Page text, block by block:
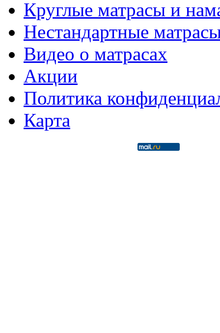
Круглые матрасы и
Нестандартные
Видео о матрасах
Акции
Политика
Карта